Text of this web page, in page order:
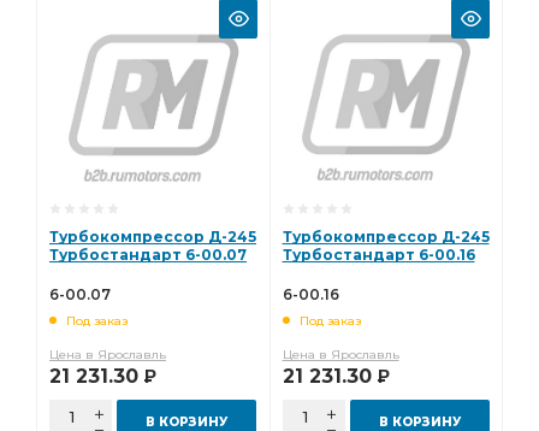
Турбокомпрессор Д-245
Турбостандарт 6-00.07
6-00.07
Под заказ
Цена в Ярославль
21 231.30 Р
В КОРЗИНУ
Турбокомпрессор Д-245
Турбостандарт 6-00.16
6-00.16
Под заказ
Цена в Ярославль
21 231.30 Р
В КОРЗИНУ